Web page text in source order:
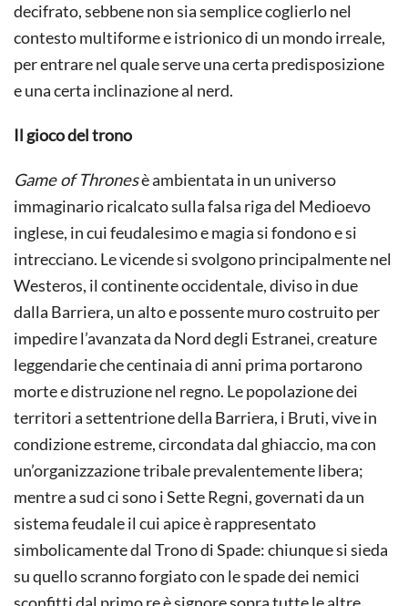
decifrato, sebbene non sia semplice coglierlo nel
contesto multiforme e istrionico di un mondo irreale,
per entrare nel quale serve una certa predisposizione
e una certa inclinazione al nerd.
Il gioco del trono
Game of Thronesè ambientata in un universo
immaginario ricalcato sulla falsa riga del Medioevo
inglese, in cui feudalesimo e magia si fondono e si
intrecciano. Le vicende si svolgono principalmente nel
Westeros, il continente occidentale, diviso in due
dalla Barriera, un alto e possente muro costruito per
impedire l’avanzata da Nord degli Estranei, creature
leggendarie che centinaia di anni prima portarono
morte e distruzione nel regno. Le popolazione dei
territori a settentrione della Barriera, i Bruti, vive in
condizione estreme, circondata dal ghiaccio, ma con
un’organizzazione tribale prevalentemente libera;
mentre a sud ci sono i Sette Regni, governati da un
sistema feudale il cui apice è rappresentato
simbolicamente dal Trono di Spade: chiunque si sieda
su quello scranno forgiato con le spade dei nemici